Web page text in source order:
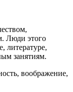
Люди этого
литературе,
занятиям.
воображение,